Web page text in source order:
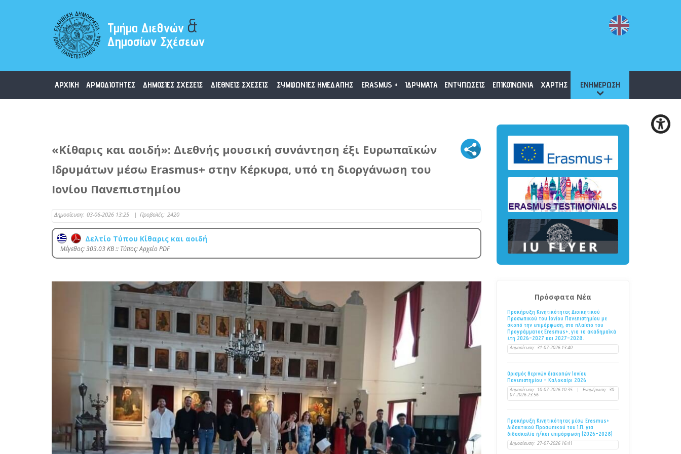
Τμήμα Διεθνών &
Δημοσίων Σχέσεων
ΑΡΧΙΚΗ ΑΡΜΟΔΙΟΤΗΤΕΣ ΔΗΜΟΣΙΕΣ ΣΧΕΣΕΙΣ ΔΙΕΘΝΕΙΣ ΣΧΕΣΕΙΣ ΣΥΜΦΩΝΙΕΣ ΗΜΕΔΑΠΗΣ ERASMUS + ΙΔΡΥΜΑΤΑ ΕΝΤΥΠΩΣΕΙΣ ΕΠΙΚΟΙΝΩΝΙΑ ΧΑΡΤΗΣ ΕΝΗΜΕΡΩΣΗ
«Κίθαρις και αοιδή»: Διεθνής μουσική συνάντηση έξι Ευρωπαϊκών
Ιδρυμάτων μέσω Erasmus+ στην Κέρκυρα, υπό τη διοργάνωση του
Ιονίου Πανεπιστημίου
Δημοσίευση: 03-06-2026 13:25 | Προβολές: 2420
Δελτίο Τύπου Κίθαρις και αοιδή
Mέγεθος: 303.03 KB :: Τύπος: Αρχείο PDF
Πρόσφατα Νέα
Προκήρυξη Κινητικότητας Διοικητικού
Προσωπικού του Ιονίου Πανεπιστημίου με
σκοπό την επιμόρφωση, στο πλαίσιο του
Προγράμματος Erasmus+, για τα ακαδημαϊκά
έτη 2026–2027 και 2027–2028.
Δημοσίευση: 31-07-2026 13:40
Ορισμός θερινών διακοπών Ιονίου
Πανεπιστημίου - Καλοκαίρι 2026
Δημοσίευση: 10-07-2026 10:35 | Ενημέρωση: 30-
07-2026 23:56
Προκήρυξη Κινητικότητας μέσω Erasmus+
Διδακτικού Προσωπικού του Ι.Π. για
διδασκαλία ή/και επιμόρφωση (2026-2028)
Δημοσίευση: 27-07-2026 16:41